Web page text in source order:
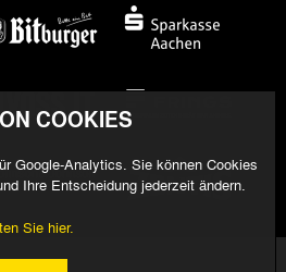
COOKIES
Google-Analytics. Sie können Cookies
Ihre Entscheidung jederzeit ändern.
Sie hier.